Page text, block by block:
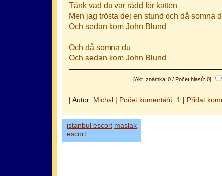
Tänk vad du var rädd för katten
Men jag trösta dej en stund och då somna
Och sedan kom John Blund
Och då somna du
Och sedan kom John Blund
[Akt. známka: 0 / Počet hlasů: 0]
| Autor: Michal| Počet komentářů: 1 | Přidat
istanbul escort maslak
escort